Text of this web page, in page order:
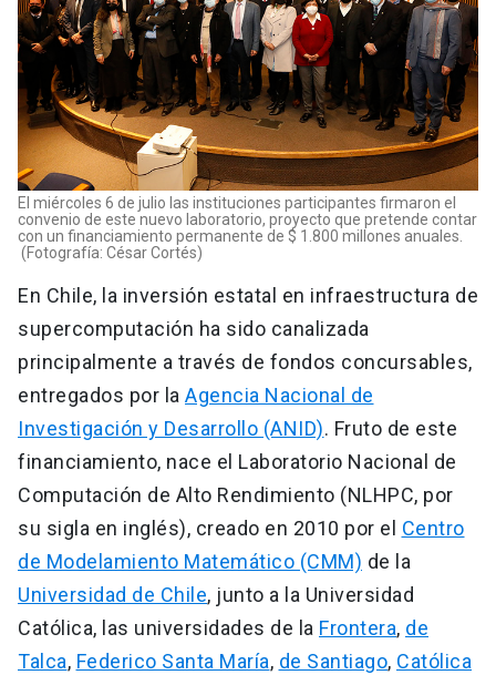
El miércoles 6 de julio las instituciones participantes firmaron el
convenio de este nuevo laboratorio, proyecto que pretende contar
con un financiamiento permanente de $ 1.800 millones anuales.
(Fotografía: César Cortés)
En Chile, la inversión estatal en infraestructura de
supercomputación ha sido canalizada
principalmente a través de fondos concursables,
entregados por la Agencia Nacional de
Investigación y Desarrollo (ANID). Fruto de este
financiamiento, nace el Laboratorio Nacional de
Computación de Alto Rendimiento (NLHPC, por
su sigla en inglés), creado en 2010 por el Centro
de Modelamiento Matemático (CMM) de la
Universidad de Chile, junto a la Universidad
Católica, las universidades de la Frontera, de
Talca, Federico Santa María, de Santiago, Católica